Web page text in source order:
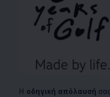
Η οδηγική απόλαυσή